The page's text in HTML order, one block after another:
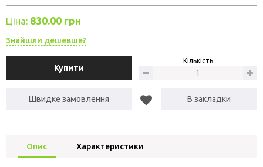
Ціна: 830.00 грн
Знайшли дешевше?
Купити
Кількість
Швидке замовлення В закладки
Опис Характеристики